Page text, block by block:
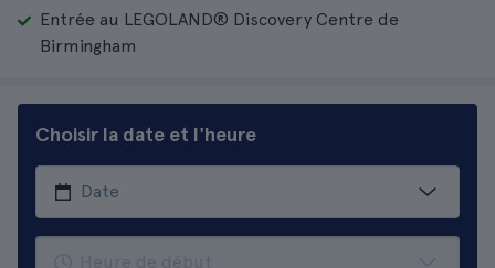
Entrée au LEGOLAND® Discovery Centre de
Birmingham
Choisir la date et l'heure